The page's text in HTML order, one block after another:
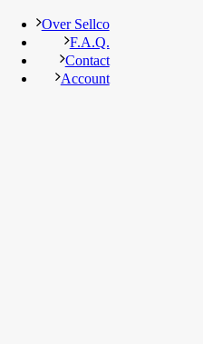
Over Sellco
F.A.Q.
Contact
Account